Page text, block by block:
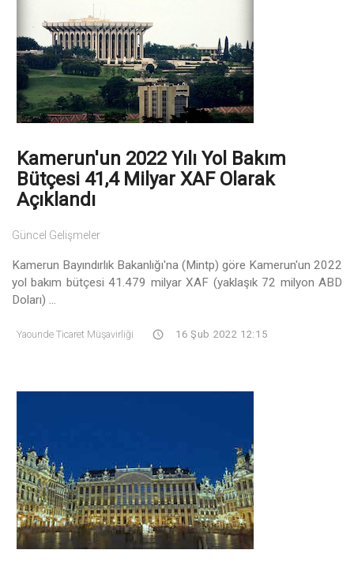
Kamerun'un 2022 Yılı Yol Bakım
Bütçesi 41,4 Milyar XAF Olarak
Açıklandı
Güncel Gelişmeler
Kamerun Bayındırlık Bakanlığı'na (Mintp) göre Kamerun'un 2022
yol bakım bütçesi 41.479 milyar XAF (yaklaşık 72 milyon ABD
Doları) ...
Yaounde Ticaret Müşavirliği 16 Şub 2022 12:15